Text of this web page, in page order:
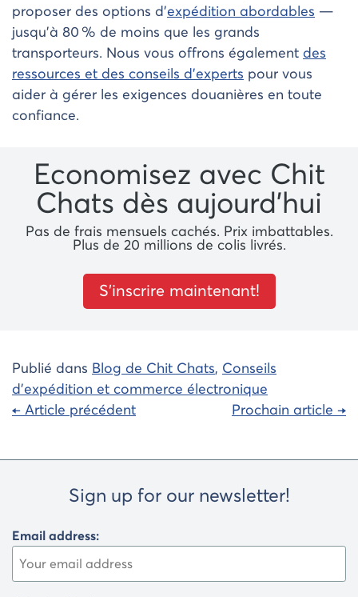
proposer des options d’expédition abordables —
jusqu’à 80 % de moins que les grands
transporteurs. Nous vous offrons également des
ressources et des conseils d’experts pour vous
aider à gérer les exigences douanières en toute
confiance.
Economisez avec Chit
Chats dès aujourd’hui
Pas de frais mensuels cachés. Prix ​​imbattables.
Plus de 20 millions de colis livrés.
S’inscrire maintenant!
Publié dans Blog de Chit Chats, Conseils
d'expédition et commerce électronique
Navigation
← Article précédent Prochain article →
Sign up for our newsletter!
Email address: